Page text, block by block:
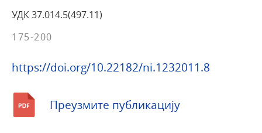
УДК 37.014.5(497.11)
175-200
https://doi.org/10.22182/ni.1232011.8
Преузмите публикацију